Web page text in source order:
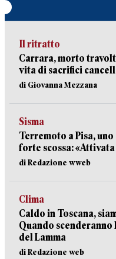
Il ritratto
Carrara, morto
vita di sacrifici
di Giovanna Mezzana
Sisma
Terremoto a Pisa,
forte scossa:
di Redazione wweb
Clima
Caldo in Toscana,
Quando
del Lamma
di Redazione web